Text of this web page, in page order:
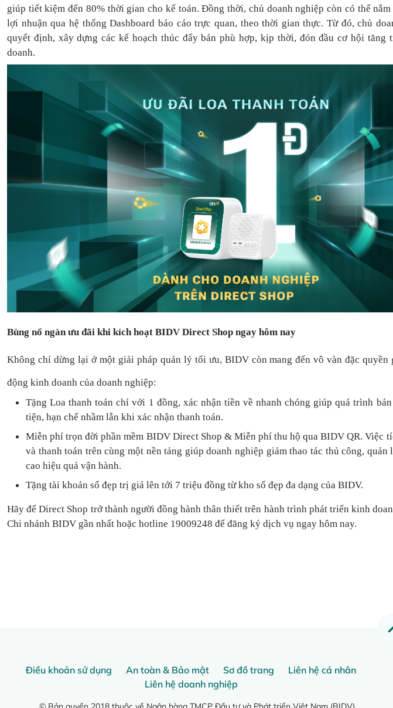
giúp tiết kiệm đến 80% thời gian cho kế toán. Đồng thời, chủ doanh nghiệp còn có thể
lợi nhuận qua hệ thống Dashboard báo cáo trực quan, theo thời gian thực. Từ đó, chủ
quyết định, xây dựng các kế hoạch thúc đẩy bán phù hợp, kịp thời, đón đầu cơ hội tăng
doanh.
Bùng nổ ngàn ưu đãi khi kích hoạt BIDV Direct Shop ngay hôm nay
Không chỉ dừng lại ở một giải pháp quản lý tối ưu, BIDV còn mang đến vô vàn đặc
động kinh doanh của doanh nghiệp:
Tặng Loa thanh toánchỉ với 1 đồng,xác nhận tiền về nhanh chóng giúp quá trình
tiện, hạn chế nhầm lẫn khi xác nhận thanh toán.
Miễn phí trọn đờiphần mềm BIDV Direct Shop & Miễn phí thu hộ qua BIDV QR.Việc
và thanh toán trên cùng một nền tảng giúp doanh nghiệp giảm thao tác thủ công, quản
cao hiệu quả vận hành.
Tặng tài khoản số đẹp trị giá lên tới 7 triệu đồng từ kho số đẹp đa dạng của BIDV.
Hãy để Direct Shop trở thành người đồng hành thân thiết trên hành trình phát triển kinh
Chi nhánh BIDV gần nhất hoặc hotline 19009248 để đăng ký dịch vụ ngay hôm nay.
Điều khoản sử dụng An toàn & Bảo mật Sơ đồ trang
Liên hệ cá nhân
Liên hệ doanh nghiệp